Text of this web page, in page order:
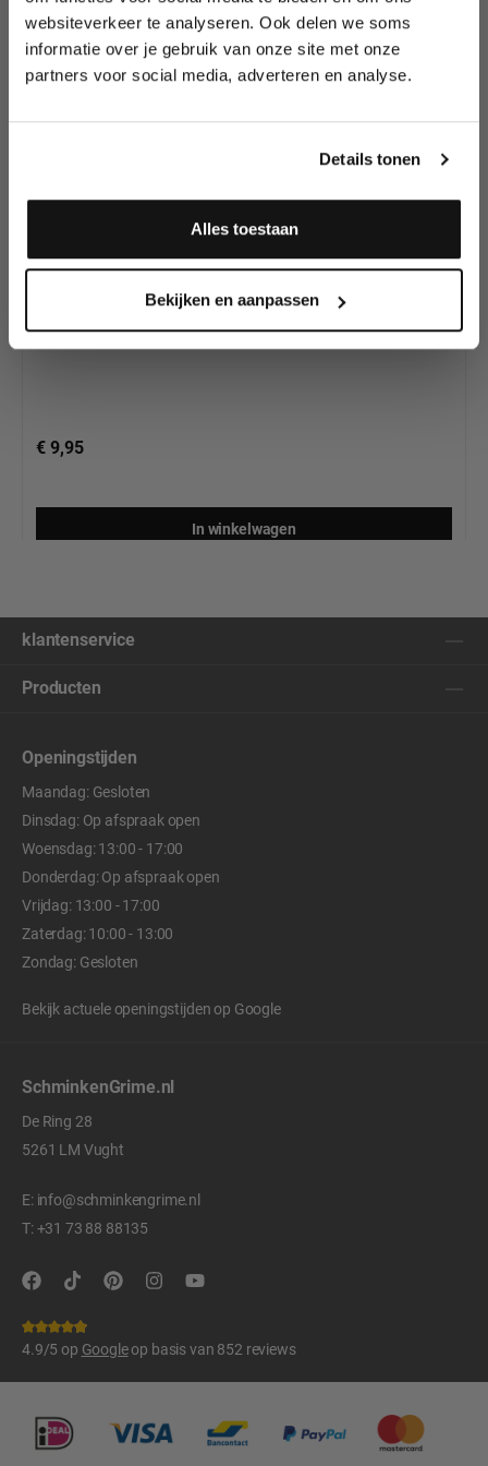
websiteverkeer te analyseren. Ook delen we soms
informatie over je gebruik van onze site met onze
partners voor social media, adverteren en analyse.
Details tonen
Alles toestaan
Bekijken en aanpassen
Schmink van
Superstar
Superstar Schmink Santa Claus Skin Complexion 118,
€ 9,95
In winkelwagen
klantenservice
Producten
Openingstijden
Maandag: Gesloten
Dinsdag: Op afspraak open
Woensdag: 13:00 - 17:00
Donderdag: Op afspraak open
Vrijdag: 13:00 - 17:00
Zaterdag: 10:00 - 13:00
Zondag: Gesloten
Bekijk actuele openingstijden op Google
SchminkenGrime.nl
De Ring 28
5261 LM Vught
E: info@schminkengrime.nl
T:+31 73 88 88135
4.9/5 op Googleop basis van 852 reviews
tutorials, aanbiedingen, evenementen,
wedstrijden en meer.
Meld je aan en ontvang direct
Ja, ik meld me aan